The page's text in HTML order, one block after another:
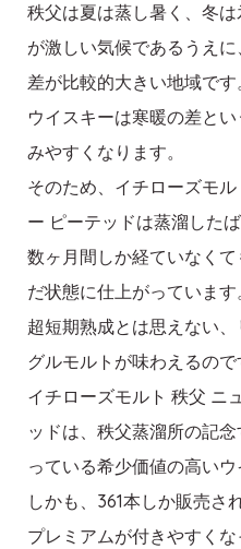
秩父は夏は蒸し暑く、冬
が激しい気候であるうえ
差が比較的大きい地域です
ウイスキーは寒暖の差と
みやすくなります。
そのため、イチローズモ
ー ピーテッドは蒸溜した
数ヶ月間しか経ていなく
だ状態に仕上がっています
超短期熟成とは思えない
グルモルトが味わえるので
イチローズモルト 秩父 ニ
ッドは、秩父蒸溜所の記
っている希少価値の高いウ
しかも、361本しか販売さ
プレミアムが付きやすくな